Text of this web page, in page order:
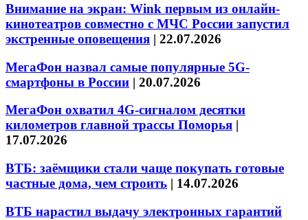
Внимание на экран: Wink первым из онлайн-
кинотеатров совместно с МЧС России запустил
экстренные оповещения | 22.07.2026
МегаФон назвал самые популярные 5G-
смартфоны в России | 20.07.2026
МегаФон охватил 4G-сигналом десятки
километров главной трассы Поморья |
17.07.2026
ВТБ: заёмщики стали чаще покупать готовые
частные дома, чем строить | 14.07.2026
ВТБ нарастил выдачу электронных гарантий